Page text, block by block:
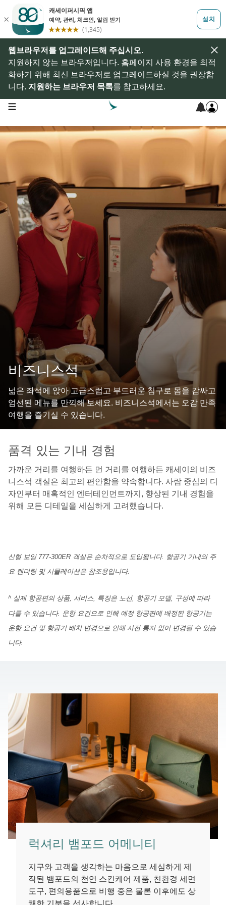
웹브라우저를 업그레이드해 주십시오.
지원하지 않는 브라우저입니다. 홈페이지 사용 환경을 최적
화하기 위해 최신 브라우저로 업그레이드하실 것을 권장합
니다. 지원하는 브라우저 목록를 참고하세요.
open navigation menu
비즈니스석
넓은 좌석에 앉아 고급스럽고 부드러운 침구로 몸을 감싸고
엄선된 메뉴를 만끽해 보세요. 비즈니스석에서는 오감 만족
여행을 즐기실 수 있습니다.
품격 있는 기내 경험
가까운 거리를 여행하든 먼 거리를 여행하든 캐세이의 비즈
니스석 객실은 최고의 편안함을 약속합니다. 사람 중심의 디
자인부터 매혹적인 엔터테인먼트까지, 향상된 기내 경험을
위해 모든 디테일을 세심하게 고려했습니다.
신형 보잉 777-300ER 객실은 순차적으로 도입됩니다. 항공기 기내의 주
요 렌더링 및 시뮬레이션은 참조용입니다.
^ 실제 항공편의 상품, 서비스, 특징은 노선, 항공기 모델, 구성에 따라
다를 수 있습니다. 운항 요건으로 인해 예정 항공편에 배정된 항공기는
운항 요건 및 항공기 배치 변경으로 인해 사전 통지 없이 변경될 수 있습
니다.
럭셔리 뱀포드 어메니티
지구와 고객을 생각하는 마음으로 세심하게 제
작된 뱀포드의 천연 스킨케어 제품, 친환경 세면
도구, 편의용품으로 비행 중은 물론 이후에도 상